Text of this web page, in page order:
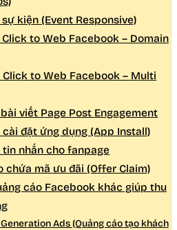
kiện (Event Responsive)
Click to Web Facebook – Domain
Click to Web Facebook – Multi
viết Page Post Engagement
cài đặt ứng dụng (App Install)
tin nhắn cho fanpage
chứa mã ưu đãi (Offer Claim)
cáo Facebook khác giúp thu
Ads (Quảng cáo tạo khách